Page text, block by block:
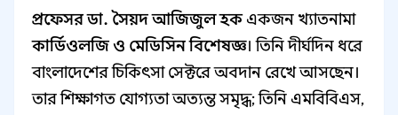
প্রফেসর ডা. সৈয়দ আজিজুল হকএকজন খ্যাতনামা
কার্ডিওলজি ও মেডিসিন বিশেষজ্ঞ। তিনি দীর্ঘদিন ধরে
বাংলাদেশের চিকিৎসা সেক্টরে অবদান রেখে আসছেন।
তার শিক্ষাগত যোগ্যতা অত্যন্ত সমৃদ্ধ; তিনি এমবিবিএস,